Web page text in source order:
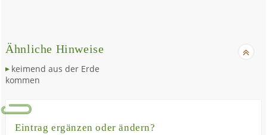
Ähnliche Hinweise
keimend aus der Erde
kommen
Eintrag ergänzen oder ändern?